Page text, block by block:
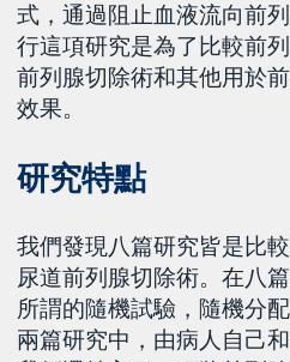
式，通過阻止血液流向前
行這項研究是為了比較前
前列腺切除術和其他用於
效果。
研究特點
我們發現八篇研究皆是比
尿道前列腺切除術。在八
所謂的隨機試驗，隨機分
兩篇研究中，由病人自己